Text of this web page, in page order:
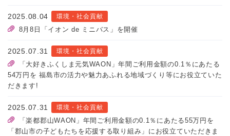
2025.08.04 環境・社会貢献
8月8日「イオン de ミニバス」を開催
2025.07.31 環境・社会貢献
「大好きふくしま元気WAON」年間ご利用金額の0.1％にあたる
54万円を 福島市の活力や魅力あふれる地域づくり等にお役立ていた
だきます!
2025.07.31 環境・社会貢献
「楽都郡山WAON」年間ご利用金額の0.1％にあたる55万円を
「郡山市の子どもたちを応援する取り組み」にお役立ていただきま